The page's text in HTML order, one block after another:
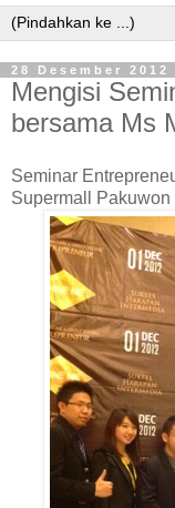
28 Desember 2012
Mengisi
bersama Ms
Seminar
Supermall